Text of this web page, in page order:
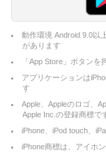
動作環境 Android 9.0以
があります
「App Store」ボタン
アプリケーションは
す
Apple、Appleのロゴ、
Apple Inc.の登録商標で
iPhone、iPod touch、
iPhone商標は、アイホ